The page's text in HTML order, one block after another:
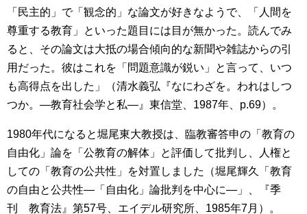
「民主的」で「観念的」な論文が好きなようで、「人間を
尊重する教育」といった題目には目が無かった。読んでみ
ると、その論文は大抵の場合傾向的な新聞や雑誌からの引
用だった。彼はこれを「問題意識が鋭い」と言って、いつ
も高得点を出した」（清水義弘『なにわざを。われはしつ
つか。―教育社会学と私―』東信堂、1987年、p.69）。
1980年代になると堀尾東大教授は、臨教審答申の「教育の
自由化」論を「公教育の解体」と評価して批判し、人権と
しての「教育の公共性」を対置しました（堀尾輝久「教育
の自由と公共性―「自由化」論批判を中心に―」、『季
刊 教育法』第57号、エイデル研究所、1985年7月）。